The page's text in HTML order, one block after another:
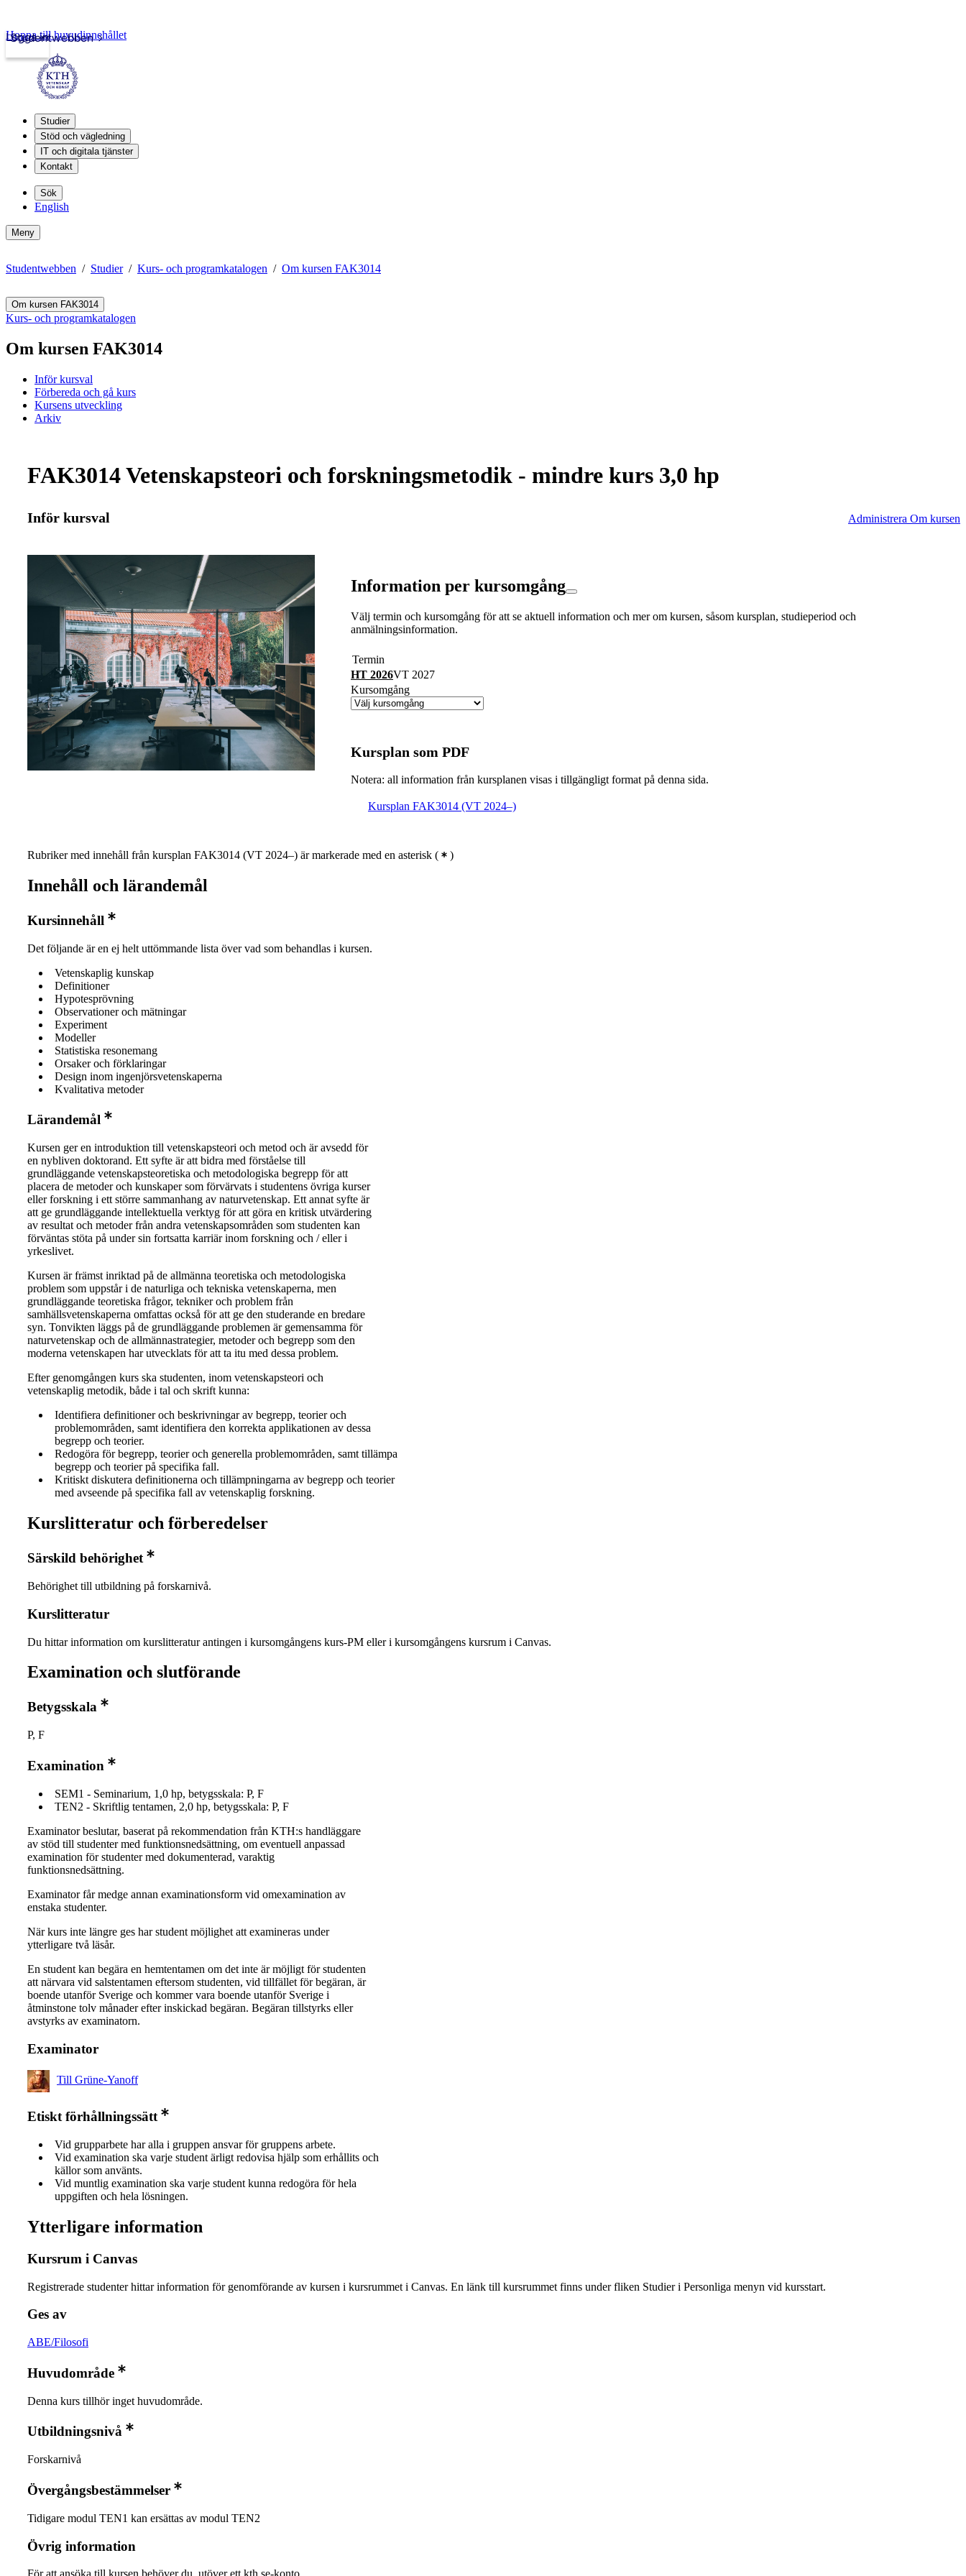
Studentwebben
Logga in
Hoppa till huvudinnehållet
Studier
Stöd och vägledning
IT och digitala tjänster
Kontakt
Sök
English
Meny
Studentwebben Studier Kurs- och programkatalogen Om kursen FAK3014
Om kursen FAK3014
Kurs- och programkatalogen
Om kursen FAK3014
Inför kursval
Förbereda och gå kurs
Kursens utveckling
Arkiv
FAK3014 Vetenskapsteori och forskningsmetodik - mindre kurs 3,0 hp
Inför kursval Administrera Om kursen
Information per kursomgång
Välj termin och kursomgång för att se aktuell information och mer om kursen, såsom kursplan, studieperiod och
anmälningsinformation.
Termin
HT 2026VT 2027
Kursomgång
Kursplan som PDF
Notera: all information från kursplanen visas i tillgängligt format på denna sida.
Kursplan FAK3014 (VT 2024–)
Rubriker med innehåll från kursplan FAK3014 (VT 2024–) är markerade med en asterisk ( )
Innehåll och lärandemål
Kursinnehåll
Det följande är en ej helt uttömmande lista över vad som behandlas i kursen.
Vetenskaplig kunskap
Definitioner
Hypotesprövning
Observationer och mätningar
Experiment
Modeller
Statistiska resonemang
Orsaker och förklaringar
Design inom ingenjörsvetenskaperna
Kvalitativa metoder
Lärandemål
Kursen ger en introduktion till vetenskapsteori och metod och är avsedd för
en nybliven doktorand. Ett syfte är att bidra med förståelse till
grundläggande vetenskapsteoretiska och metodologiska begrepp för att
placera de metoder och kunskaper som förvärvats i studentens övriga kurser
eller forskning i ett större sammanhang av naturvetenskap. Ett annat syfte är
att ge grundläggande intellektuella verktyg för att göra en kritisk utvärdering
av resultat och metoder från andra vetenskapsområden som studenten kan
förväntas stöta på under sin fortsatta karriär inom forskning och / eller i
yrkeslivet.
Kursen är främst inriktad på de allmänna teoretiska och metodologiska
problem som uppstår i de naturliga och tekniska vetenskaperna, men
grundläggande teoretiska frågor, tekniker och problem från
samhällsvetenskaperna omfattas också för att ge den studerande en bredare
syn. Tonvikten läggs på de grundläggande problemen är gemensamma för
naturvetenskap och de allmännastrategier, metoder och begrepp som den
moderna vetenskapen har utvecklats för att ta itu med dessa problem.
Efter genomgången kurs ska studenten, inom vetenskapsteori och
vetenskaplig metodik, både i tal och skrift kunna:
Identifiera definitioner och beskrivningar av begrepp, teorier och
problemområden, samt identifiera den korrekta applikationen av dessa
begrepp och teorier.
Redogöra för begrepp, teorier och generella problemområden, samt tillämpa
begrepp och teorier på specifika fall.
Kritiskt diskutera definitionerna och tillämpningarna av begrepp och teorier
med avseende på specifika fall av vetenskaplig forskning.
Kurslitteratur och förberedelser
Särskild behörighet
Behörighet till utbildning på forskarnivå.
Kurslitteratur
Du hittar information om kurslitteratur antingen i kursomgångens kurs-PM eller i kursomgångens kursrum i Canvas.
Examination och slutförande
Betygsskala
P, F
Examination
SEM1 - Seminarium, 1,0 hp, betygsskala: P, F
TEN2 - Skriftlig tentamen, 2,0 hp, betygsskala: P, F
Examinator beslutar, baserat på rekommendation från KTH:s handläggare
av stöd till studenter med funktionsnedsättning, om eventuell anpassad
examination för studenter med dokumenterad, varaktig
funktionsnedsättning.
Examinator får medge annan examinationsform vid omexamination av
enstaka studenter.
När kurs inte längre ges har student möjlighet att examineras under
ytterligare två läsår.
En student kan begära en hemtentamen om det inte är möjligt för studenten
att närvara vid salstentamen eftersom studenten, vid tillfället för begäran, är
boende utanför Sverige och kommer vara boende utanför Sverige i
åtminstone tolv månader efter inskickad begäran. Begäran tillstyrks eller
avstyrks av examinatorn.
Examinator
Till Grüne-Yanoff
Etiskt förhållningssätt
Vid grupparbete har alla i gruppen ansvar för gruppens arbete.
Vid examination ska varje student ärligt redovisa hjälp som erhållits och
källor som använts.
Vid muntlig examination ska varje student kunna redogöra för hela
uppgiften och hela lösningen.
Ytterligare information
Kursrum i Canvas
Registrerade studenter hittar information för genomförande av kursen i kursrummet i Canvas. En länk till kursrummet finns under fliken Studier i Personliga menyn vid kursstart.
Ges av
ABE/Filosofi
Huvudområde
Denna kurs tillhör inget huvudområde.
Utbildningsnivå
Forskarnivå
Övergångsbestämmelser
Tidigare modul TEN1 kan ersättas av modul TEN2
Övrig information